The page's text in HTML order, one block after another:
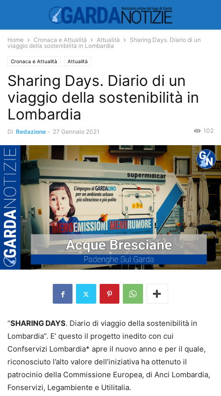
Home Cronaca e Attualità Attualità
Sharing Days. Diario di un
viaggio della sostenibilità in Lombardia
Cronaca e Attualità Attualità
Sharing Days. Diario di un
viaggio della sostenibilità in
Lombardia
Di Redazione - 27 Gennaio 2021 102
“SHARING DAYS. Diario di viaggio della sostenibilità in
Lombardia”. E’ questo il progetto inedito con cui
Confservizi Lombardia* apre il nuovo anno e per il quale,
riconosciuto l’alto valore dell’iniziativa ha ottenuto il
patrocinio della Commissione Europea, di Anci Lombardia,
Fonservizi, Legambiente e Utilitalia.